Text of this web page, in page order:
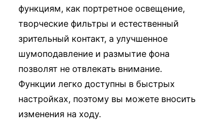
функциям, как портретное освещение,
творческие фильтры и естественный
зрительный контакт, а улучшенное
шумоподавление и размытие фона
позволят не отвлекать внимание.
Функции легко доступны в быстрых
настройках, поэтому вы можете вносить
изменения на ходу.